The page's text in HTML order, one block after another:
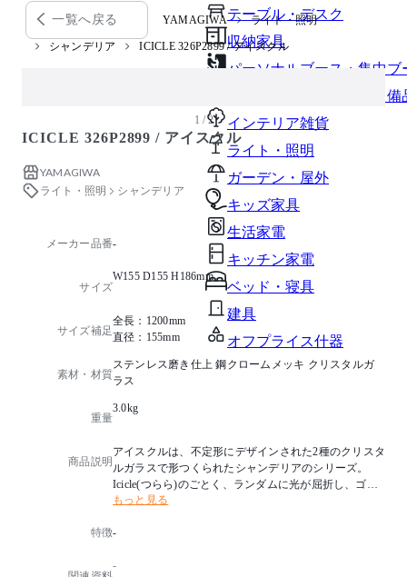
テーブル・デスク
収納家具
パーソナルブース・集中ブ
オフィスアクセサリー・備
インテリア雑貨
ライト・照明
ガーデン・屋外
キッズ家具
生活家電
キッチン家電
ベッド・寝具
建具
オフプライス什器
一覧へ戻る YAMAGIWA ライト・照明
シャンデリア ICICLE 326P2899 / アイスクル
1 / 2
ICICLE 326P2899 / アイスクル
YAMAGIWA
ライト・照明
シャンデリア
メーカー品番-
サイズ
W155 D155 H186mm
サイズ補足
全長：1200mm
直径：155mm
素材・材質
ステンレス磨き仕上 鋼クロームメッキ クリスタルガ
ラス
重量
3.0kg
商品説明
アイスクルは、不定形にデザインされた2種のクリスタ
ルガラスで形つくられたシャンデリアのシリーズ。
Icicle(つらら)のごとく、ランダムに光が屈折し、ゴー
ジャスな光のオブジェとして空間のアクセントとなり
消費電力：54W
もっと見る
特徴-
-